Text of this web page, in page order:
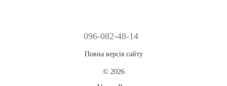
096-082-48-14
Повна версія сайту
© 2026